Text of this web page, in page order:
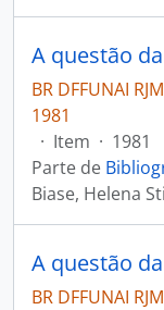
A questão
BR DFFUNAI
1981
· Item · 1981
Parte de
Biase, Helena
A questão
BR DFFUNAI